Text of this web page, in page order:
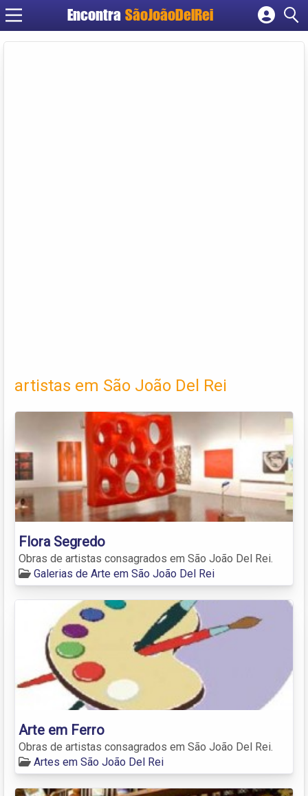
Encontra SãoJoãoDelRei
Cadastrar empresa
artistas em São João Del Rei
Flora Segredo
Obras de artistas consagrados em São João Del Rei.
Galerias de Arte em São João Del Rei
Arte em Ferro
Obras de artistas consagrados em São João Del Rei.
Artes em São João Del Rei